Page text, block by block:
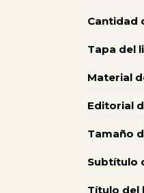
Cantidad
Tapa del
Material
Editorial
Tamaño
Subtítulo
Título del